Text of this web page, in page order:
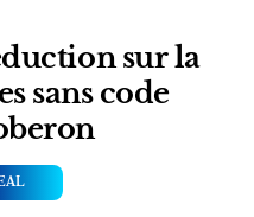
sur la
sans code